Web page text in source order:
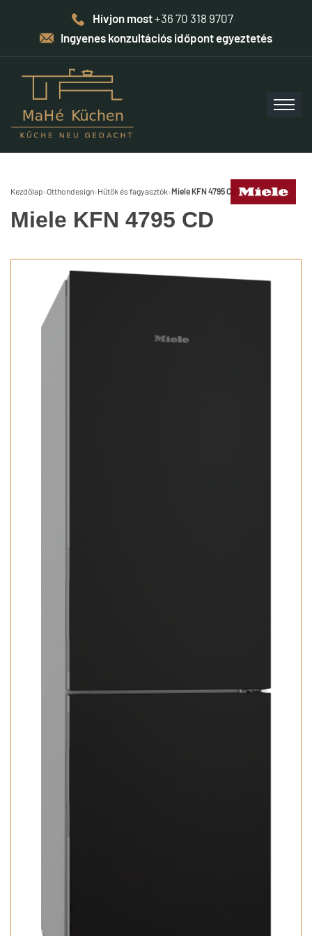
Hívjon most+36 70 318 9707
Ingyenes konzultációs időpont egyeztetés
Kezdőlap›Otthondesign› Hűtők és fagyasztók›Miele KFN 4795 CD
Miele KFN 4795 CD